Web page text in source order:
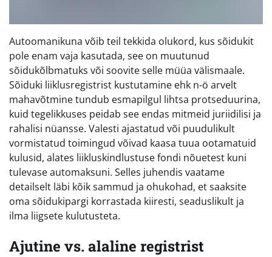
Autoomanikuna võib teil tekkida olukord, kus sõidukit
pole enam vaja kasutada, see on muutunud
sõidukõlbmatuks või soovite selle müüa välismaale.
Sõiduki liiklusregistrist kustutamine ehk n-ö arvelt
mahavõtmine tundub esmapilgul lihtsa protseduurina,
kuid tegelikkuses peidab see endas mitmeid juriidilisi ja
rahalisi nüansse. Valesti ajastatud või puudulikult
vormistatud toimingud võivad kaasa tuua ootamatuid
kulusid, alates liikluskindlustuse fondi nõuetest kuni
tulevase automaksuni. Selles juhendis vaatame
detailselt läbi kõik sammud ja ohukohad, et saaksite
oma sõidukipargi korrastada kiiresti, seaduslikult ja
ilma liigsete kulutusteta.
Ajutine vs. alaline registrist